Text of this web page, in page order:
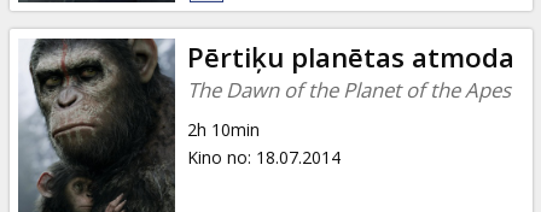
Pērtiķu planētas atmoda
The Dawn of the Planet of the Apes
2h 10min
Kino no: 18.07.2014